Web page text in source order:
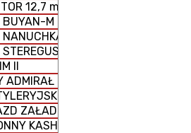
12,7 mm
BUYAN-M
III
II
KUZNIECOW
ZAŁADOWCZY
KASHTAN